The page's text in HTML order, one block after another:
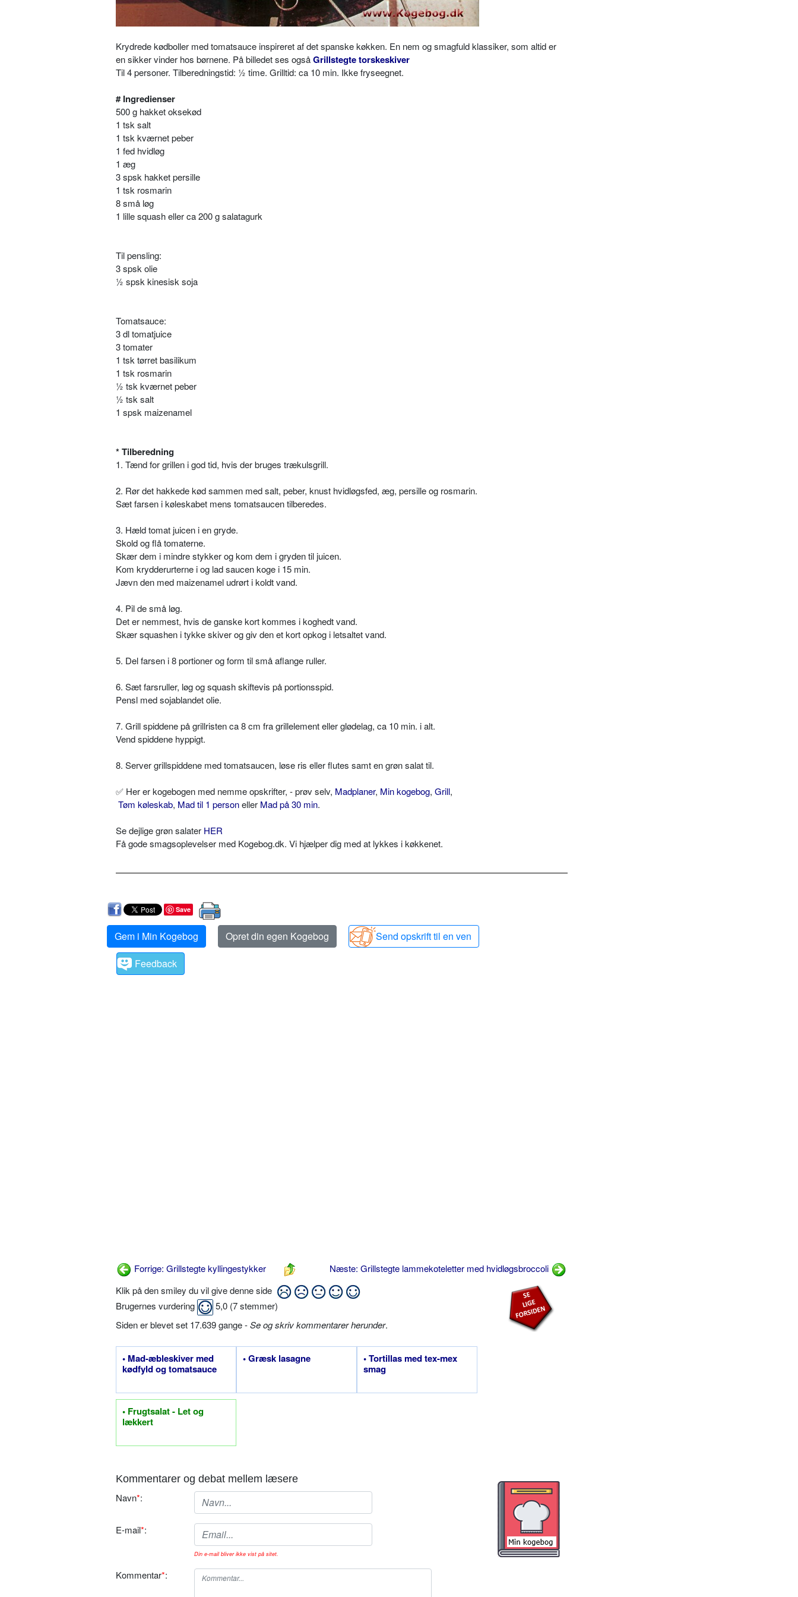
Krydrede kødboller med tomatsauce inspireret af det spanske køkken. En nem og smagfuld klassiker, som altid er
en sikker vinder hos børnene. På billedet ses ogsåGrillstegte torskeskiver
Til 4 personer. Tilberedningstid: ½ time. Grilltid: ca 10 min. Ikke fryseegnet.
# Ingredienser
500 g hakket oksekød
1 tsk salt
1 tsk kværnet peber
1 fed hvidløg
1 æg
3 spsk hakket persille
1 tsk rosmarin
8 små løg
1 lille squash eller ca 200 g salatagurk
Til pensling:
3 spsk olie
½ spsk kinesisk soja
Tomatsauce:
3 dl tomatjuice
3 tomater
1 tsk tørret basilikum
1 tsk rosmarin
½ tsk kværnet peber
½ tsk salt
1 spsk maizenamel
* Tilberedning
1. Tænd for grillen i god tid, hvis der bruges trækulsgrill.
2. Rør det hakkede kød sammen med salt, peber, knust hvidløgsfed, æg, persille og rosmarin.
Sæt farsen i køleskabet mens tomatsaucen tilberedes.
3. Hæld tomat juicen i en gryde.
Skold og flå tomaterne.
Skær dem i mindre stykker og kom dem i gryden til juicen.
Kom krydderurterne i og lad saucen koge i 15 min.
Jævn den med maizenamel udrørt i koldt vand.
4. Pil de små løg.
Det er nemmest, hvis de ganske kort kommes i koghedt vand.
Skær squashen i tykke skiver og giv den et kort opkog i letsaltet vand.
5. Del farsen i 8 portioner og form til små aflange ruller.
6. Sæt farsruller, løg og squash skiftevis på portionsspid.
Pensl med sojablandet olie.
7. Grill spiddene på grillristen ca 8 cm fra grillelement eller glødelag, ca 10 min. i alt.
Vend spiddene hyppigt.
8. Server grillspiddene med tomatsaucen, løse ris eller flutes samt en grøn salat til.
✅ Her er kogebogen med nemme opskrifter, - prøv selv, Madplaner, Min kogebog, Grill,
Tøm køleskab, Mad til 1 personeller Mad på 30 min.
Se dejlige grøn salater HER
Få gode smagsoplevelser med Kogebog.dk. Vi hjælper dig med at lykkes i køkkenet.
Save
Gem i Min Kogebog Opret din egen Kogebog
Send opskrift til en ven
Feedback
Forrige: Grillstegte kyllingestykker
Næste: Grillstegte lammekoteletter med hvidløgsbroccoli
Klik på den smiley du vil give denne side
Brugernes vurdering
5,0 (7stemmer)
Siden er blevet set 17.639 gange -Se og skriv kommentarer herunder.
• Mad-æbleskiver med
kødfyld og tomatsauce
• Græsk lasagne
• Tortillas med tex-mex
smag
• Frugtsalat - Let og
lækkert
Kommentarer og debat mellem læsere
Navn*:
E-mail*:
Din e-mail bliver ikke vist på sitet.
Kommentar*: